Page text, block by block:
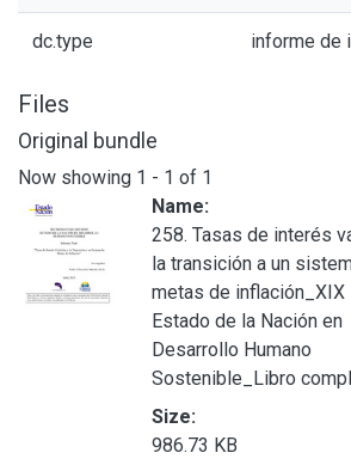
dc.type informe de
Files
Original bundle
Now showing 1 - 1 of 1
Name:
258. Tasas de interés
la transición a un
metas de inflación_XIX
Estado de la Nación en
Desarrollo Humano
Sostenible_Libro
Size:
986.73 KB